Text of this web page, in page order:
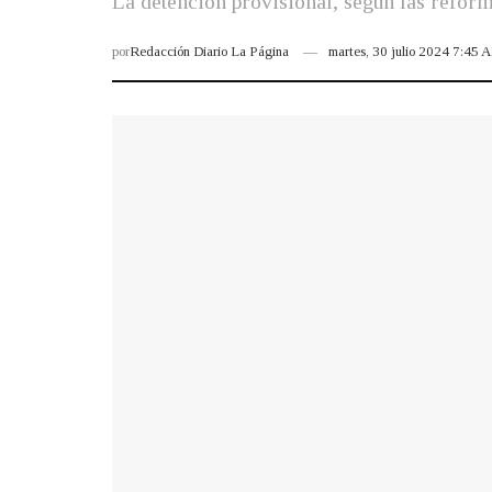
porRedacción Diario La Página martes, 30 julio 2024 7:45